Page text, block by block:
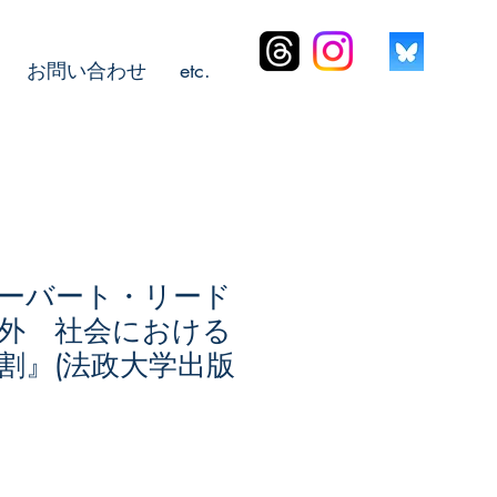
お問い合わせ etc.
バート・リード
社会における
』(法政大学出版